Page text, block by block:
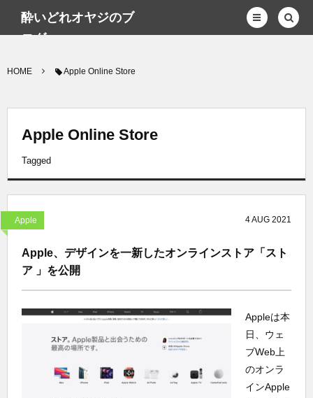
酔いどれオヤジのブ
ログwp
HOME Apple Online Store
Apple Online Store
Tagged
Apple 4AUG 2021
Apple、デザインを一新したオンラインストア「スト
ア 」を公開
Appleは本
日、ウェ
ブWeb上
のオンラ
インApple